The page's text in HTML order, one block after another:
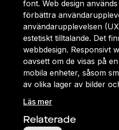
font. Web design
förbättra
användarupplevelsen
estetiskt tilltalande. Det
webbdesign. Responsivt
oavsett om de visas på
mobila enheter, såsom
av olika lager av bilder
Läs mer
Relaterade